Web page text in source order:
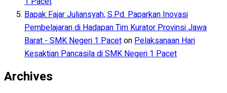
Bapak Fajar Juliansyah, S.Pd. Paparkan Inovasi
Pembelajaran di Hadapan Tim Kurator Provinsi Jawa
Barat - SMK Negeri 1 PacetonPelaksanaan Hari
Kesaktian Pancasila di SMK Negeri 1 Pacet
Archives